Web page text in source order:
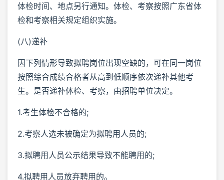
体检时间、地点另行通知。体检、考察按照广东省体
检和考察相关规定组织实施。
(八)递补
因下列情形导致拟聘岗位出现空缺的，可在同一岗位
按照综合成绩合格者从高到低顺序依次递补其他考
生。是否递补体检、考察，由招聘单位决定。
1.考生体检不合格的;
2.考察人选未被确定为拟聘用人员的;
3.拟聘用人员公示结果导致不能聘用的;
4.拟聘用人员放弃聘用的。